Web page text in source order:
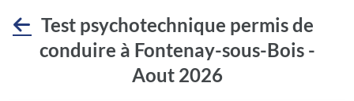
Test psychotechnique permis de
conduire à Fontenay-sous-Bois -
Aout 2026